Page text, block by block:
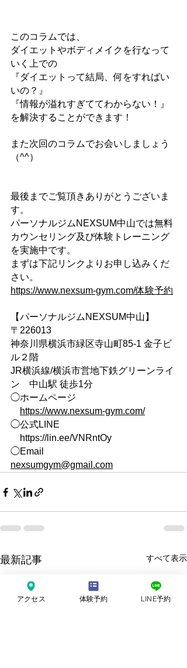
このコラムでは、
ダイエットやボディメイクを行なって
いく上での
『ダイエットって結局、何をすればい
いの？』
『情報が溢れすぎててわからない！』
を解決することができます！
また次回のコラムでお会いしましょう
（^^）
最後までご覧頂きありがとうございま
す。
パーソナルジムNEXSUM中山では無料
カウンセリング及び体験トレーニング
を実施中です。
まずは下記リンクよりお申し込みくだ
さい。
https://www.nexsum-gym.com/体験予約
【パーソナルジムNEXSUM中山】
〒226013
神奈川県横浜市緑区寺山町85-1 金子ビ
ル２階
JR横浜線/横浜市営地下鉄グリーンライ
ン　中山駅​​ 徒歩1分
◯ホームページ
https://www.nexsum-gym.com/
◯公式LINE
https://lin.ee/VNRntOy
◯Email
nexsumgym@gmail.com
最新記事 すべて表示
アクセス 体験予約 LINE予約